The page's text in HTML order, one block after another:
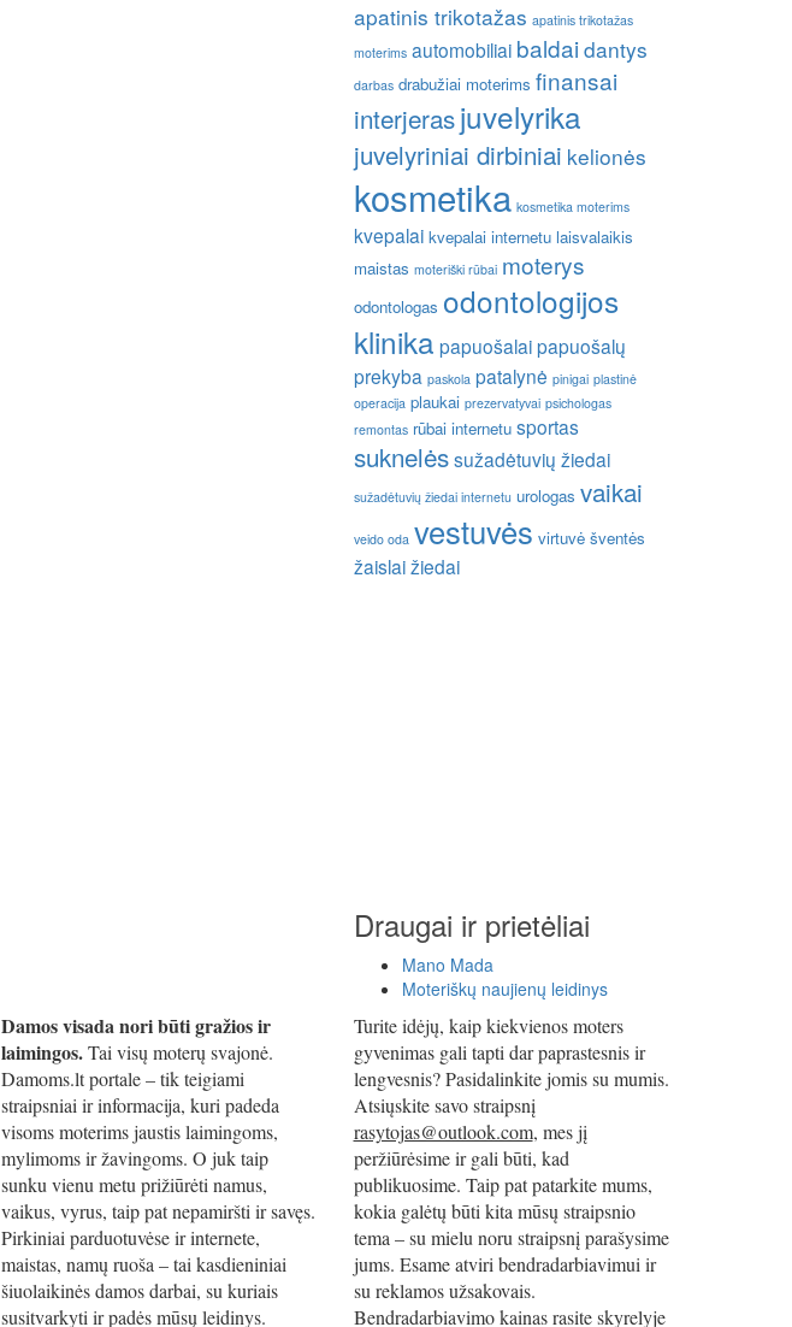
apatinis trikotažas apatinis trikotažas
moterims automobiliai baldai dantys
darbas drabužiai moterims finansai
interjerasjuvelyrika
juvelyriniai dirbiniai kelionės
kosmetika kosmetika moterims
kvepalai kvepalai internetu laisvalaikis
maistas moteriški rūbai moterys
odontologas odontologijos
klinika papuošalai papuošalų
prekyba paskola patalynė pinigai plastinė
operacija plaukai prezervatyvai psichologas
remontas rūbai internetu sportas
suknelės sužadėtuvių žiedai
sužadėtuvių žiedai internetu urologas vaikai
veido oda vestuvės virtuvė šventės
žaislai žiedai
Draugai ir prietėliai
Mano Mada
Moteriškų naujienų leidinys
Damos visada nori būti gražios ir
laimingos.Tai visų moterų svajonė.
Damoms.lt portale – tik teigiami
straipsniai ir informacija, kuri padeda
visoms moterims jaustis laimingoms,
mylimoms ir žavingoms. O juk taip
sunku vienu metu prižiūrėti namus,
vaikus, vyrus, taip pat nepamiršti ir savęs.
Pirkiniai parduotuvėse ir internete,
maistas, namų ruoša – tai kasdieniniai
šiuolaikinės damos darbai, su kuriais
susitvarkyti ir padės mūsų leidinys.
Turite idėjų, kaip kiekvienos moters
gyvenimas gali tapti dar paprastesnis ir
lengvesnis? Pasidalinkite jomis su mumis.
Atsiųskite savo straipsnį
rasytojas@outlook.com, mes jį
peržiūrėsime ir gali būti, kad
publikuosime. Taip pat patarkite mums,
kokia galėtų būti kita mūsų straipsnio
tema – su mielu noru straipsnį parašysime
jums. Esame atviri bendradarbiavimui ir
su reklamos užsakovais.
Bendradarbiavimo kainas rasite skyrelyje